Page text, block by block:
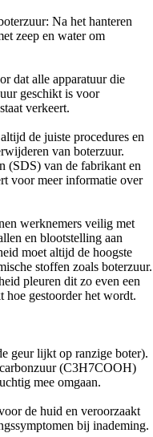
Na het hanteren
zeep en water om
dat alle apparatuur die
geschikt is voor
verkeert.
de juiste procedures en
van boterzuur.
(SDS) van de fabrikant en
voor meer informatie over
werknemers veilig met
en blootstelling aan
moet altijd de hoogste
stoffen zoals boterzuur.
pleuren dit zo even een
gestoorder het wordt.
geur lijkt op ranzige boter).
(C3H7COOH)
mee omgaan.
de huid en veroorzaakt
bij inademing.